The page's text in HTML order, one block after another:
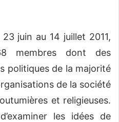
juin au 14 juillet 2011,
membres dont des
politiques de la majorité
de la société
et religieuses.
les idées de